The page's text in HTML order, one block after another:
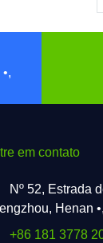
em contato
Nº 52, Estrada
Henan
+86 181 3778